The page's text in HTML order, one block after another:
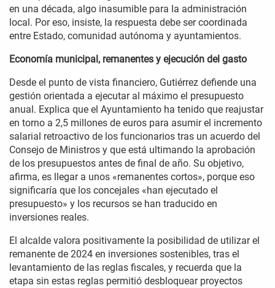
en una década, algo inasumible para la administración
local. Por eso, insiste, la respuesta debe ser coordinada
entre Estado, comunidad autónoma y ayuntamientos.
Economía municipal, remanentes y ejecución del gasto
Desde el punto de vista financiero, Gutiérrez defiende una
gestión orientada a ejecutar al máximo el presupuesto
anual. Explica que el Ayuntamiento ha tenido que reajustar
en torno a 2,5 millones de euros para asumir el incremento
salarial retroactivo de los funcionarios tras un acuerdo del
Consejo de Ministros y que está ultimando la aprobación
de los presupuestos antes de final de año. Su objetivo,
afirma, es llegar a unos «remanentes cortos», porque eso
significaría que los concejales «han ejecutado el
presupuesto» y los recursos se han traducido en
inversiones reales.
El alcalde valora positivamente la posibilidad de utilizar el
remanente de 2024 en inversiones sostenibles, tras el
levantamiento de las reglas fiscales, y recuerda que la
etapa sin estas reglas permitió desbloquear proyectos